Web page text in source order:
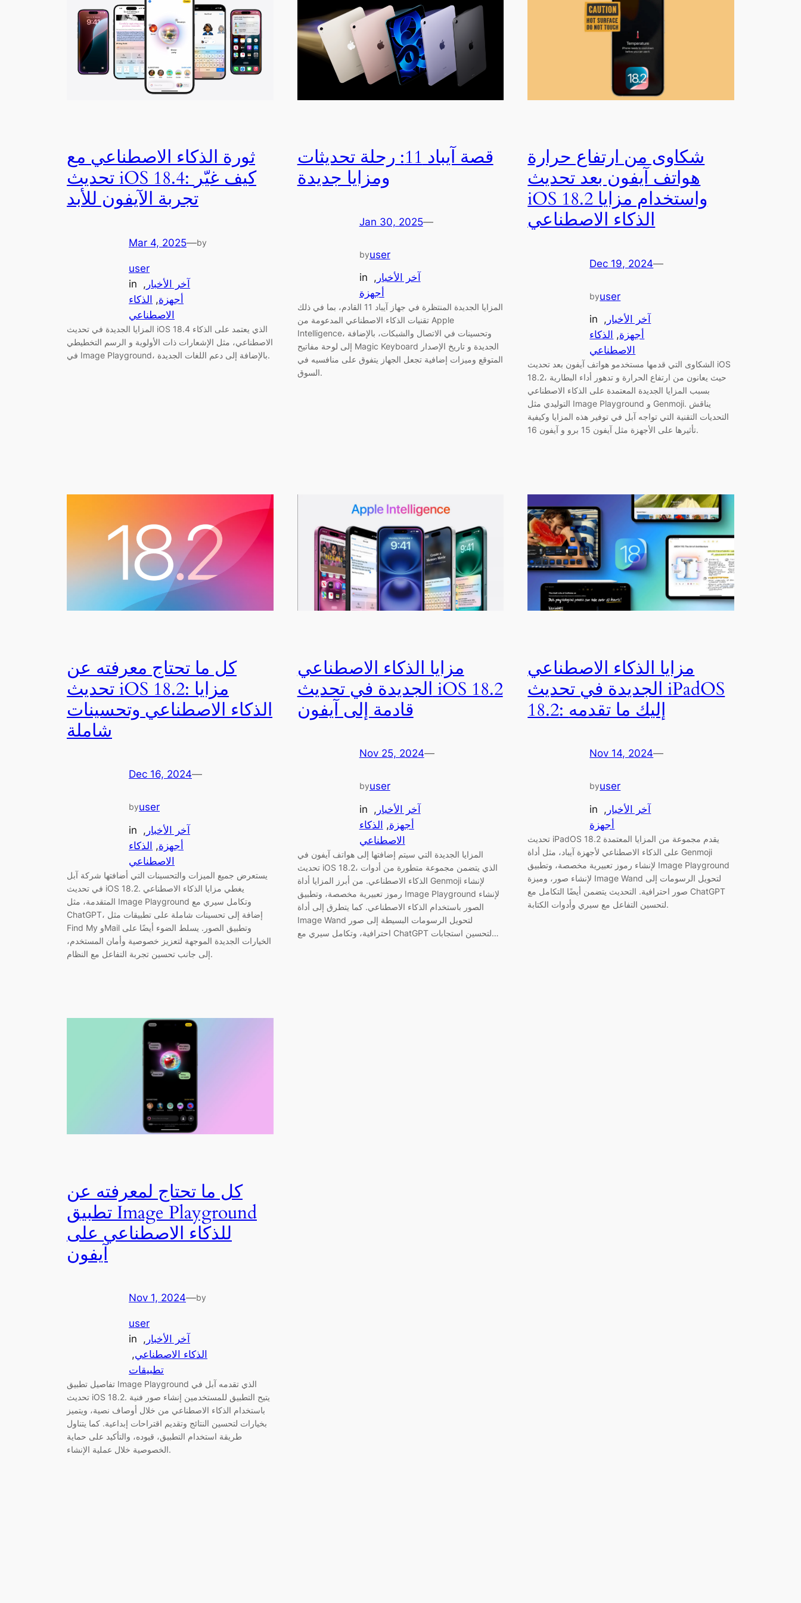
ثورة الذكاء الاصطناعي مع
تحديث iOS 18.4: كيف غيّر
تجربة الآيفون للأبد
Mar 4, 2025—by
user
in
آخر الأخبار ,
أجهزة, الذكاء
الاصطناعي
المزايا الجديدة في تحديث iOS 18.4 الذي يعتمد على الذكاء
الاصطناعي، مثل الإشعارات ذات الأولوية و الرسم التخطيطي
في Image Playground، بالإضافة إلى دعم اللغات الجديدة.
قصة آيباد 11: رحلة تحديثات
ومزايا جديدة
Jan 30, 2025—
byuser
in
آخر الأخبار ,
أجهزة
المزايا الجديدة المنتظرة في جهاز آيباد 11 القادم، بما في ذلك
تقنيات الذكاء الاصطناعي المدعومة من Apple
Intelligence، وتحسينات في الاتصال والشبكات، بالإضافة
إلى لوحة مفاتيح Magic Keyboard الجديدة و تاريخ الإصدار
المتوقع وميزات إضافية تجعل الجهاز يتفوق على منافسيه في
السوق.
شكاوى من ارتفاع حرارة
هواتف آيفون بعد تحديث
iOS 18.2 واستخدام مزايا
الذكاء الاصطناعي
Dec 19, 2024—
byuser
in
آخر الأخبار ,
أجهزة, الذكاء
الاصطناعي
الشكاوى التي قدمها مستخدمو هواتف آيفون بعد تحديث iOS
18.2، حيث يعانون من ارتفاع الحرارة و تدهور أداء البطارية
بسبب المزايا الجديدة المعتمدة على الذكاء الاصطناعي
التوليدي مثل Image Playground و Genmoji. يناقش
التحديات التقنية التي تواجه آبل في توفير هذه المزايا وكيفية
تأثيرها على الأجهزة مثل آيفون 15 برو و آيفون 16.
كل ما تحتاج معرفته عن
تحديث iOS 18.2: مزايا
الذكاء الاصطناعي وتحسينات
شاملة
Dec 16, 2024—
byuser
in
آخر الأخبار ,
أجهزة, الذكاء
الاصطناعي
يستعرض جميع الميزات والتحسينات التي أضافتها شركة آبل
في تحديث iOS 18.2. يغطي مزايا الذكاء الاصطناعي
المتقدمة، مثل Image Playground وتكامل سيري مع
ChatGPT، إضافة إلى تحسينات شاملة على تطبيقات مثل
Find My وMail وتطبيق الصور. يسلط الضوء أيضًا على
الخيارات الجديدة الموجهة لتعزيز خصوصية وأمان المستخدم،
إلى جانب تحسين تجربة التفاعل مع النظام.
مزايا الذكاء الاصطناعي
الجديدة في تحديث iOS 18.2
قادمة إلى آيفون
Nov 25, 2024—
byuser
in
آخر الأخبار ,
أجهزة, الذكاء
الاصطناعي
المزايا الجديدة التي سيتم إضافتها إلى هواتف آيفون في
تحديث iOS 18.2، الذي يتضمن مجموعة متطورة من أدوات
الذكاء الاصطناعي. من أبرز المزايا أداة Genmoji لإنشاء
رموز تعبيرية مخصصة، وتطبيق Image Playground لإنشاء
الصور باستخدام الذكاء الاصطناعي. كما يتطرق إلى أداة
Image Wand لتحويل الرسومات البسيطة إلى صور
احترافية، وتكامل سيري مع ChatGPT لتحسين استجابات…
مزايا الذكاء الاصطناعي
الجديدة في تحديث iPadOS
18.2: إليك ما تقدمه
Nov 14, 2024—
byuser
in
آخر الأخبار ,
أجهزة
تحديث iPadOS 18.2 يقدم مجموعة من المزايا المعتمدة
على الذكاء الاصطناعي لأجهزة آيباد، مثل أداة Genmoji
لإنشاء رموز تعبيرية مخصصة، وتطبيق Image Playground
لإنشاء صور، وميزة Image Wand لتحويل الرسومات إلى
صور احترافية. التحديث يتضمن أيضًا التكامل مع ChatGPT
لتحسين التفاعل مع سيري وأدوات الكتابة.
كل ما تحتاج لمعرفته عن
تطبيق Image Playground
للذكاء الاصطناعي على
آيفون
Nov 1, 2024—by
user
in
آخر الأخبار ,
الذكاء الاصطناعي,
تطبيقات
تفاصيل تطبيق Image Playground الذي تقدمه آبل في
تحديث iOS 18.2. يتيح التطبيق للمستخدمين إنشاء صور فنية
باستخدام الذكاء الاصطناعي من خلال أوصاف نصية، ويتميز
بخيارات لتحسين النتائج وتقديم اقتراحات إبداعية. كما يتناول
طريقة استخدام التطبيق، قيوده، والتأكيد على حماية
الخصوصية خلال عملية الإنشاء.